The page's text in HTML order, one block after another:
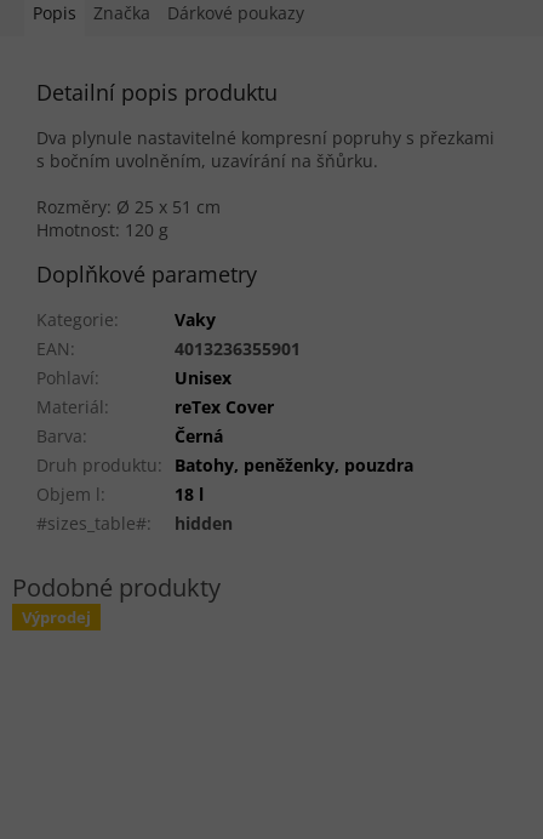
Popis Značka Dárkové poukazy
Detailní popis produktu
Dva plynule nastavitelné kompresní popruhy s přezkami
s bočním uvolněním, uzavírání na šňůrku.
Rozměry: Ø 25 x 51 cm
Hmotnost: 120 g
Doplňkové parametry
Kategorie:
Vaky
EAN:
4013236355901
Pohlaví:
Unisex
Materiál:
reTex Cover
Barva:
Černá
Druh produktu:
Batohy, peněženky, pouzdra
Objem l:
18 l
#sizes_table#: hidden
Výprodej